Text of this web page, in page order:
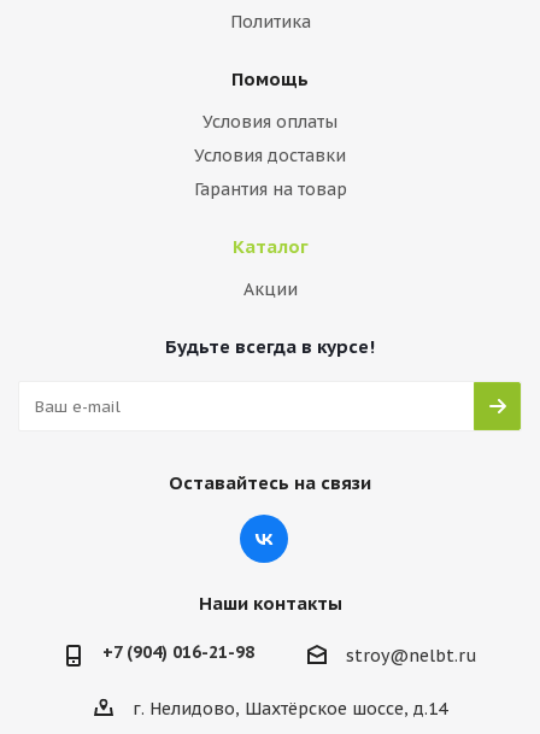
Политика
Помощь
Условия оплаты
Условия доставки
Гарантия на товар
Каталог
Акции
Будьте всегда в курсе!
Оставайтесь на связи
Наши контакты
+7 (904) 016-21-98 stroy@nelbt.ru
г. Нелидово, Шахтёрское шоссе, д.14